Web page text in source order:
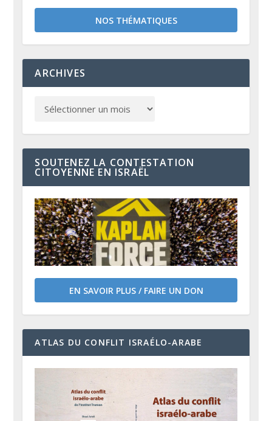
NOS THÉMATIQUES
ARCHIVES
SOUTENEZ LA CONTESTATION
CITOYENNE EN ISRAËL
EN SAVOIR PLUS / FAIRE UN DON
ATLAS DU CONFLIT ISRAÉLO-ARABE